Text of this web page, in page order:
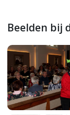
Beelden bij